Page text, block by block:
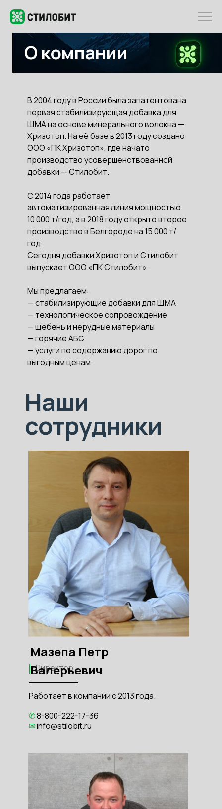
О компании
В 2004 году в России была запатентована
первая стабилизирующая добавка для
ЩМА на основе минерального волокна —
Хризотоп. На её базе в 2013 году создано
ООО «ПК Хризотоп», где начато
производство усовершенствованной
добавки — Стилобит.
С 2014 года работает
автоматизированная линия мощностью
10 000 т/год, а в 2018 году открыто второе
производство в Белгороде на 15 000 т/
год.
Сегодня добавки Хризотоп и Стилобит
выпускает ООО «ПК Стилобит».
Мы предлагаем:
— стабилизирующие добавки для ЩМА
— технологическое сопровождение
— щебень и нерудные материалы
— горячие АБС
— услуги по содержанию дорог по
выгодным ценам.
Наши
сотрудники
Работает в компании с 2013 года.
✆8-800-222-17-36
✉info@stilobit.ru
Директор
Мазепа Петр
Валерьевич